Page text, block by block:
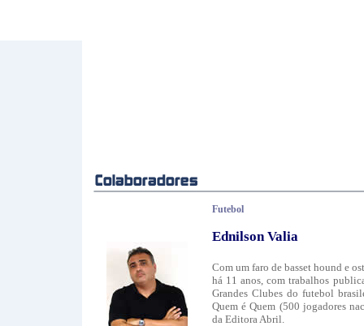
Futebol
Ednilson Valia
Com um faro de basset hound e
há 11 anos, com trabalhos
Grandes Clubes do futebol
Quem é Quem (500 jogadores
da Editora Abril.